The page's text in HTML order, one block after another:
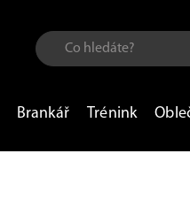
Brankář Trénink